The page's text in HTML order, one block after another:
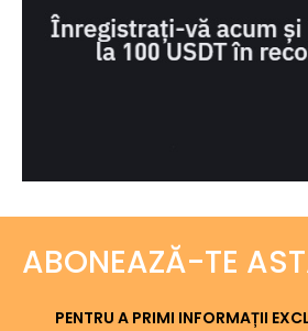
ABONEAZĂ-TE
PENTRU A PRIMI INFORMAȚII